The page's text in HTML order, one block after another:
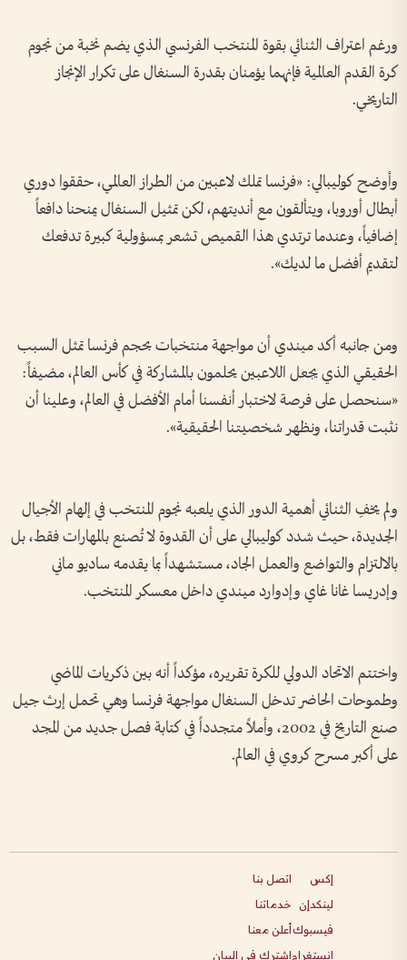
ورغم اعتراف الثنائي بقوة المنتخب الفرنسي الذي يضم نخبة من نجوم
كرة القدم العالمية فإنهما يؤمنان بقدرة السنغال على تكرار الإنجاز
التاريخي.
وأوضح كوليبالي: «فرنسا تملك لاعبين من الطراز العالمي، حققوا دوري
أبطال أوروبا، ويتألقون مع أنديتهم، لكن تمثيل السنغال يمنحنا دافعاً
إضافياً، وعندما ترتدي هذا القميص تشعر بمسؤولية كبيرة تدفعك
لتقديم أفضل ما لديك».
ومن جانبه أكد ميندي أن مواجهة منتخبات بحجم فرنسا تمثل السبب
الحقيقي الذي يجعل اللاعبين يحلمون بالمشاركة في كأس العالم، مضيفاً:
«سنحصل على فرصة لاختبار أنفسنا أمام الأفضل في العالم، وعلينا أن
نثبت قدراتنا، ونظهر شخصيتنا الحقيقية».
ولم يخفِ الثنائي أهمية الدور الذي يلعبه نجوم المنتخب في إلهام الأجيال
الجديدة، حيث شدد كوليبالي على أن القدوة لا تُصنع بالمهارات فقط، بل
بالالتزام والتواضع والعمل الجاد، مستشهداً بما يقدمه ساديو ماني
وإدريسا غانا غاي وإدوارد ميندي داخل معسكر المنتخب.
واختتم الاتحاد الدولي للكرة تقريره، مؤكداً أنه بين ذكريات الماضي
وطموحات الحاضر تدخل السنغال مواجهة فرنسا وهي تحمل إرث جيل
صنع التاريخ في 2002، وأملاً متجدداً في كتابة فصل جديد من المجد
على أكبر مسرح كروي في العالم.
إكس
لينكدإن
فيسبوك
انستغرام
اتصل بنا
خدماتنا
أعلن معنا
اشترك في البيان